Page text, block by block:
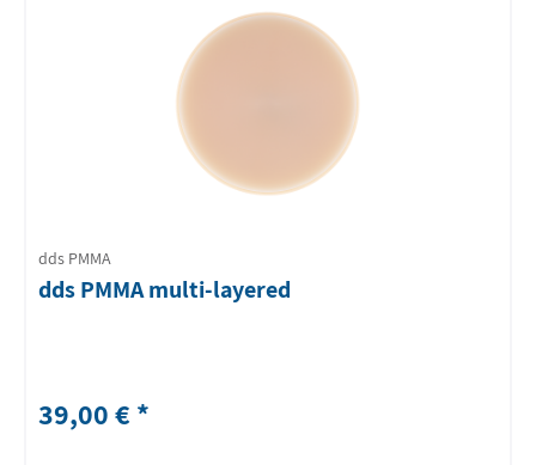
dds PMMA
dds PMMA multi-layered
39,00 € *